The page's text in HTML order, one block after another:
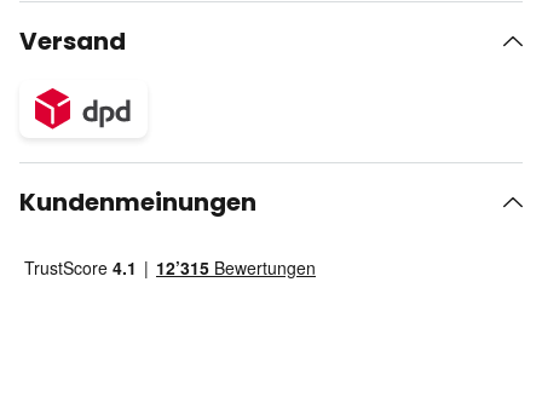
Versand
Kundenmeinungen